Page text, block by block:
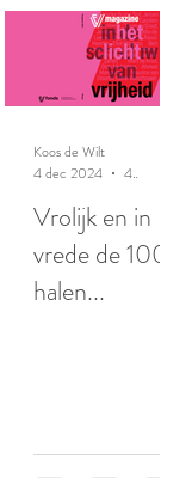
Vrolijk en in
vrede de 100
halen...
Koos de Wilt
4 dec 2024
4 minuten om te lezen